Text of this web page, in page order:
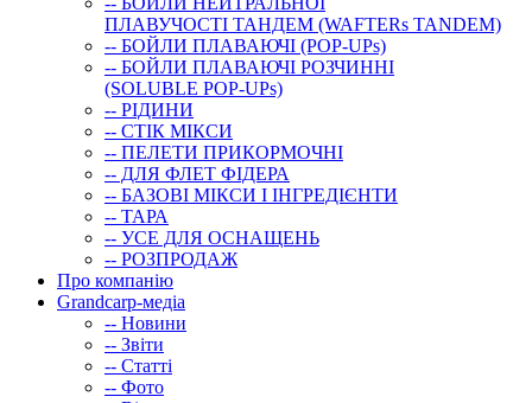
ПЛАВУЧОСТІ ТАНДЕМ (WAFTERs TANDEM)
-- БОЙЛИ ПЛАВАЮЧІ (POP-UPs)
-- БОЙЛИ ПЛАВАЮЧI РОЗЧИННI
(SOLUBLE POP-UPs)
-- РIДИНИ
-- СТIК МIКСИ
-- ПЕЛЕТИ ПРИКОРМОЧНІ
-- ДЛЯ ФЛЕТ ФІДЕРА
-- БАЗОВІ МІКСИ І ІНГРЕДІЄНТИ
-- ТАРА
-- УСЕ ДЛЯ ОСНАЩЕНЬ
-- РОЗПРОДАЖ
Про компанію
Grandcarp-медіа
-- Новини
-- Звіти
-- Статті
-- Фото